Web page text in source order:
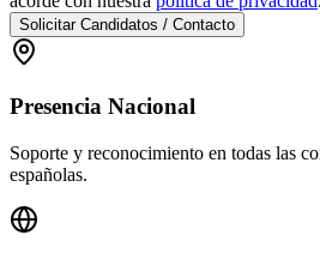
Solicitar Candidatos / Contacto
Presencia Nacional
Soporte y reconocimiento en todas las
españolas.